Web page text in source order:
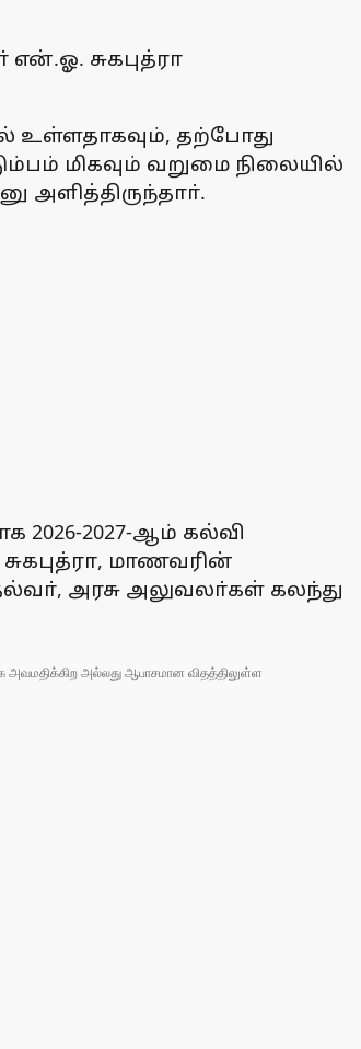
சுகபுத்ரா
உள்ளதாகவும், தற்போது
மிகவும் வறுமை நிலையில்
அளித்திருந்தாா்.
2027-ஆம் கல்வி
மாணவரின்
அரசு அலுவலா்கள் கலந்து
அவமதிக்கிற அல்லது ஆபாசமான விதத்திலுள்ள